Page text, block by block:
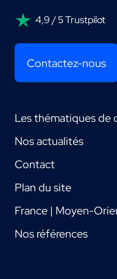
4,9 / 5 Trustpilot
Contactez-nous
Les thématiques de
Nos actualités
Contact
Plan du site
France | Moyen-
Nos références